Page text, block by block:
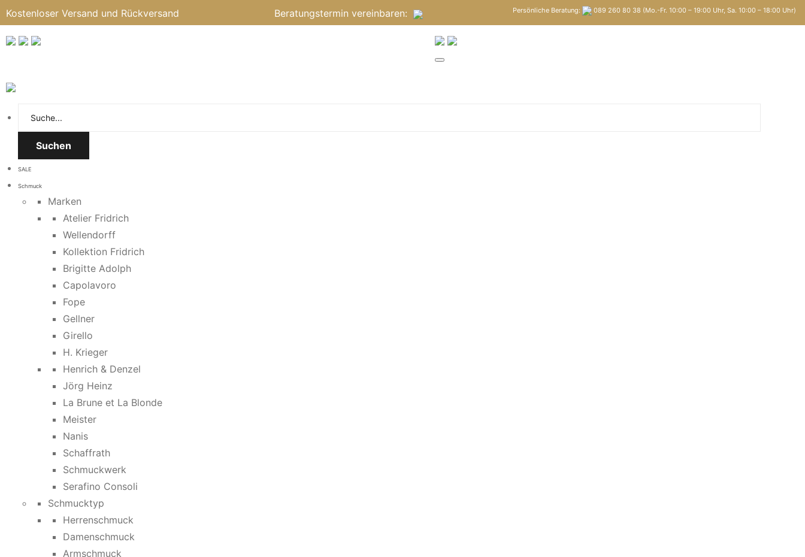
Kostenloser Versand und Rückversand Beratungstermin vereinbaren: Persönliche Beratung: 089 260 80 38 (Mo.-Fr. 10:00 – 19:00 Uhr, Sa. 10:00 – 18:00 Uhr)
Suchen
SALE
Schmuck
Marken
Atelier Fridrich
Wellendorff
Kollektion Fridrich
Brigitte Adolph
Capolavoro
Fope
Gellner
Girello
H. Krieger
Henrich & Denzel
Jörg Heinz
La Brune et La Blonde
Meister
Nanis
Schaffrath
Schmuckwerk
Serafino Consoli
Schmucktyp
Herrenschmuck
Damenschmuck
Armschmuck